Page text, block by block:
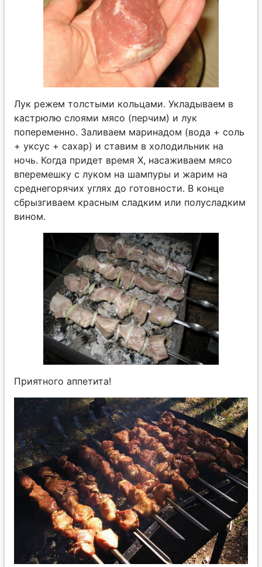
Лук режем толстыми кольцами. Укладываем в
кастрюлю слоями мясо (перчим) и лук
попеременно. Заливаем маринадом (вода + соль
+ уксус + сахар) и ставим в холодильник на
ночь. Когда придет время Х, насаживаем мясо
вперемешку с луком на шампуры и жарим на
среднегорячих углях до готовности. В конце
сбрызгиваем красным сладким или полусладким
вином.
Приятного аппетита!